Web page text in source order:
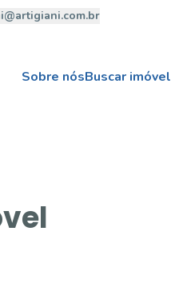
Sobre nósBuscar imóvel